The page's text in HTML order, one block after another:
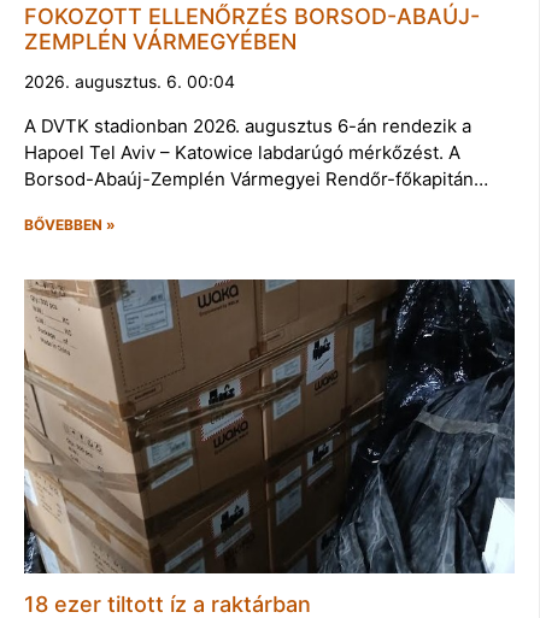
FOKOZOTT ELLENŐRZÉS BORSOD-ABAÚJ-
ZEMPLÉN VÁRMEGYÉBEN
2026. augusztus. 6. 00:04
A DVTK stadionban 2026. augusztus 6-án rendezik a
Hapoel Tel Aviv – Katowice labdarúgó mérkőzést. A
Borsod-Abaúj-Zemplén Vármegyei Rendőr-főkapitán…
BŐVEBBEN »
18 ezer tiltott íz a raktárban